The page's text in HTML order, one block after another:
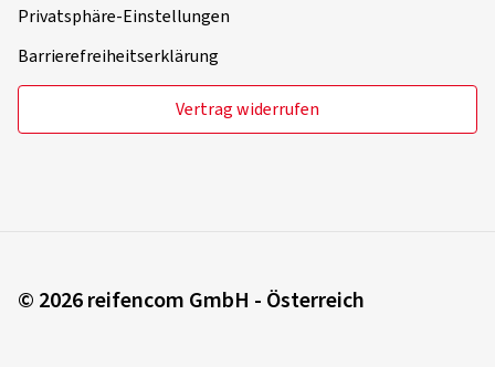
Privatsphäre-Einstellungen
Barrierefreiheitserklärung
Vertrag widerrufen
© 2026 reifencom GmbH - Österreich